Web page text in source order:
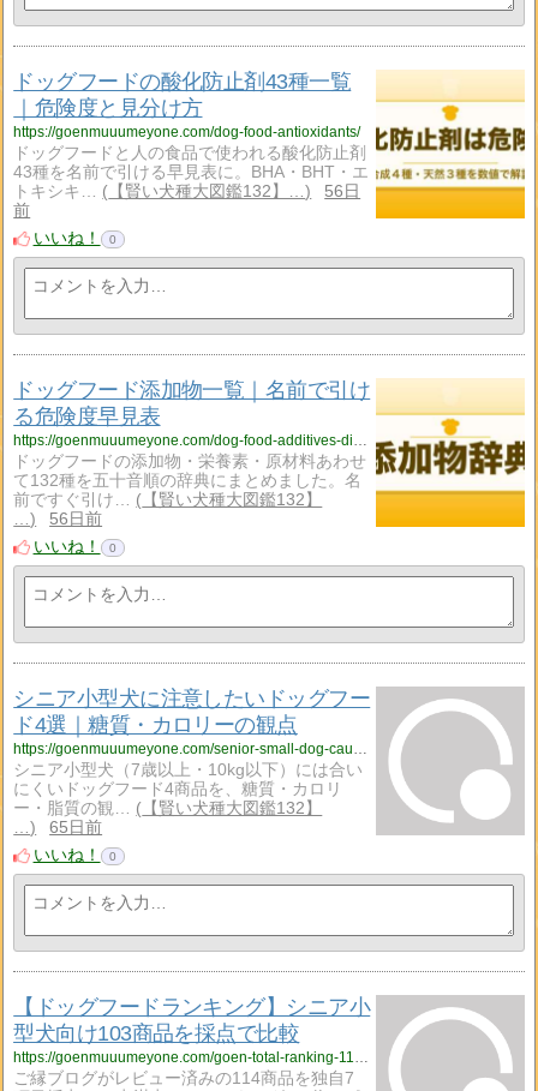
ドッグフードの酸化防止剤43種一覧
｜危険度と見分け方
https://goenmuuumeyone.com/dog-food-antioxidants/
ドッグフードと人の食品で使われる酸化防止剤
43種を名前で引ける早見表に。BHA・BHT・エ
トキシキ…
【賢い犬種大図鑑132】…
56日
前
いいね！
0
ドッグフード添加物一覧｜名前で引け
る危険度早見表
https://goenmuuumeyone.com/dog-food-additives-dictionary/
ドッグフードの添加物・栄養素・原材料あわせ
て132種を五十音順の辞典にまとめました。名
前ですぐ引け…
【賢い犬種大図鑑132】
…
56日前
いいね！
0
シニア小型犬に注意したいドッグフー
ド4選｜糖質・カロリーの観点
https://goenmuuumeyone.com/senior-small-dog-caution-foods-2026/
シニア小型犬（7歳以上・10kg以下）には合い
にくいドッグフード4商品を、糖質・カロリ
ー・脂質の観…
【賢い犬種大図鑑132】
…
65日前
いいね！
0
【ドッグフードランキング】シニア小
型犬向け103商品を採点で比較
https://goenmuuumeyone.com/goen-total-ranking-114-senior-small-dog/
ご縁ブログがレビュー済みの114商品を独自7